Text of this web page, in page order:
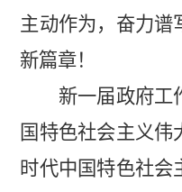
主动作为，奋力谱
新篇章！
新一届政府工
国特色社会主义
时代中国特色社会